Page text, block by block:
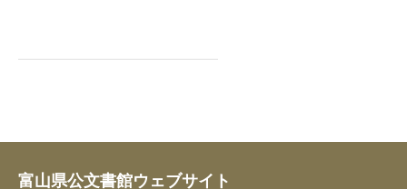
富山県公文書館ウェブサイト